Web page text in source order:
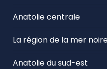
Anatolie centrale
La région de la mer
Anatolie du sud-est